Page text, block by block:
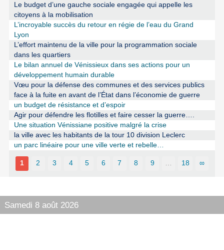
Le budget d’une gauche sociale engagée qui appelle les
citoyens à la mobilisation
L’incroyable succès du retour en régie de l’eau du Grand
Lyon
L’effort maintenu de la ville pour la programmation sociale
dans les quartiers
Le bilan annuel de Vénissieux dans ses actions pour un
développement humain durable
Vœu pour la défense des communes et des services publics
face à la fuite en avant de l’État dans l’économie de guerre
un budget de résistance et d’espoir
Agir pour défendre les flotilles et faire cesser la guerre….
Une situation Vénissiane positive malgré la crise
la ville avec les habitants de la tour 10 division Leclerc
un parc linéaire pour une ville verte et rebelle…
1 2 3 4 5 6 7 8 9 … 18 ∞
Samedi 8 août 2026